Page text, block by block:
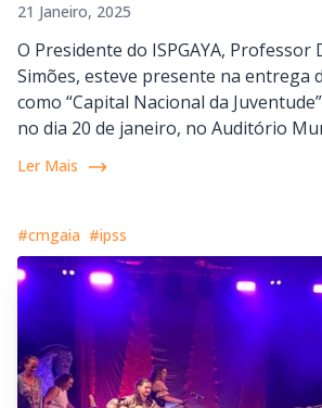
21 Janeiro, 2025
O Presidente do ISPGAYA, Professor
Simões, esteve presente na entrega
como “Capital Nacional da
no dia 20 de janeiro, no Auditório
Ler Mais
#cmgaia #ipss